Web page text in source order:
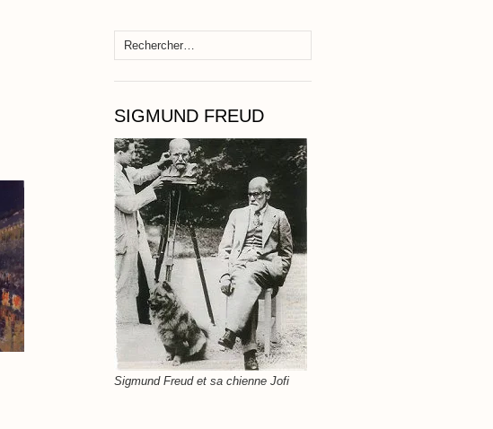
Rechercher :
SIGMUND FREUD
Sigmund Freud et sa chienne Jofi